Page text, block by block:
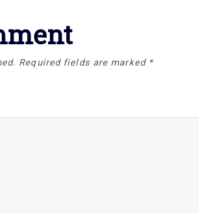
Required fields are marked *